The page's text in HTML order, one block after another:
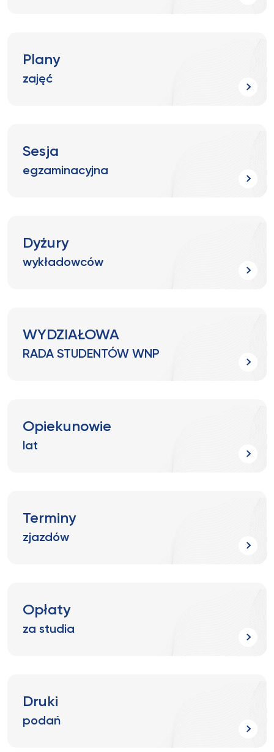
Plany
zajęć
Sesja
egzaminacyjna
Dyżury
wykładowców
WYDZIAŁOWA
RADA STUDENTÓW WNP
Opiekunowie
lat
Terminy
zjazdów
Opłaty
za studia
Druki
podań